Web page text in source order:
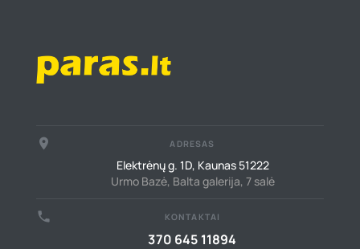
place ADRESAS
Elektrėnų g. 1D, Kaunas 51222
Urmo Bazė, Balta galerija, 7 salė
call KONTAKTAI
370 645 11894